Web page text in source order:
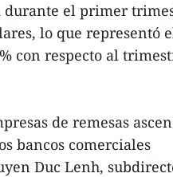
durante el primer
lo que representó
con respecto al
de remesas
bancos comerciales
Duc Lenh,